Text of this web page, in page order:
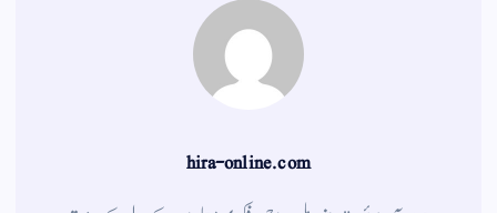
hira-online.com